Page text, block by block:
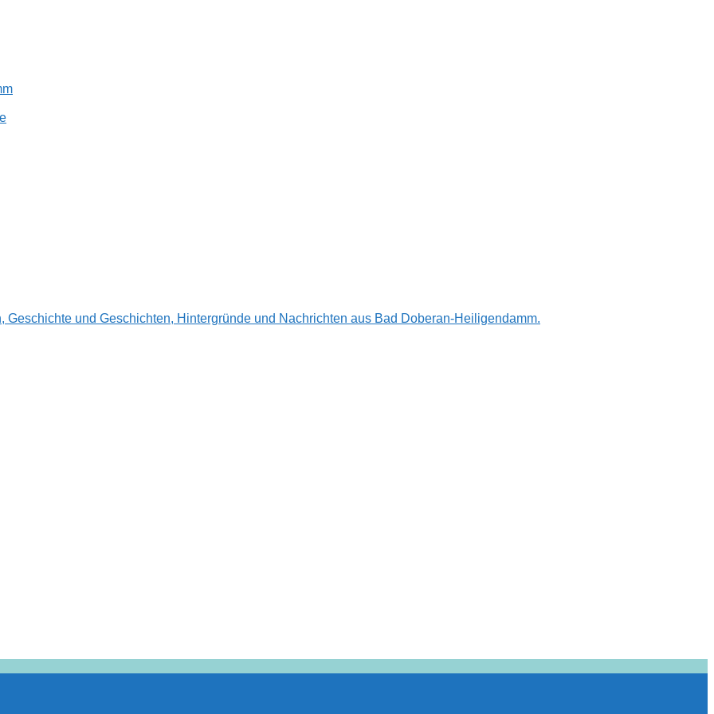
Geschichte und Geschichten, Hintergründe und Nachrichten aus Bad Doberan-Heiligendamm.